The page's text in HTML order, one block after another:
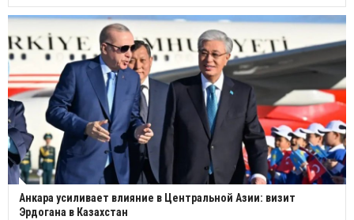
Анкара усиливает влияние в Центральной Азии: визит
Эрдогана в Казахстан